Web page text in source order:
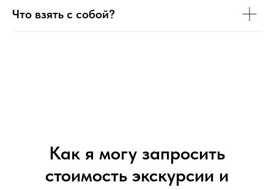
Что взять с собой?
Как я могу запросить
стоимость экскурсии и